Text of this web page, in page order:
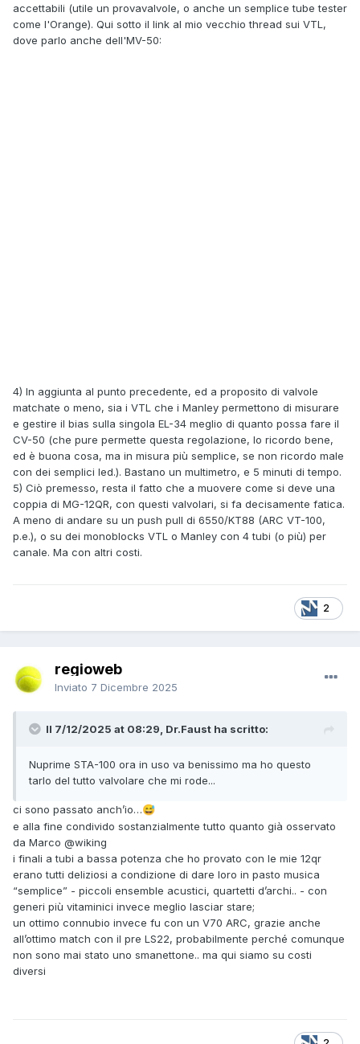
accettabili (utile un provavalvole, o anche un semplice tube tester
come l'Orange). Qui sotto il link al mio vecchio thread sui VTL,
dove parlo anche dell'MV-50:
4) In aggiunta al punto precedente, ed a proposito di valvole
matchate o meno, sia i VTL che i Manley permettono di misurare
e gestire il bias sulla singola EL-34 meglio di quanto possa fare il
CV-50 (che pure permette questa regolazione, lo ricordo bene,
ed è buona cosa, ma in misura più semplice, se non ricordo male
con dei semplici led.). Bastano un multimetro, e 5 minuti di tempo.
5) Ciò premesso, resta il fatto che a muovere come si deve una
coppia di MG-12QR, con questi valvolari, si fa decisamente fatica.
A meno di andare su un push pull di 6550/KT88 (ARC VT-100,
p.e.), o su dei monoblocks VTL o Manley con 4 tubi (o più) per
canale. Ma con altri costi.
2
regioweb
Inviato 7 Dicembre 2025
Il 7/12/2025 at 08:29, Dr.Faust ha scritto:
Nuprime STA-100 ora in uso va benissimo ma ho questo
tarlo del tutto valvolare che mi rode...
ci sono passato anch’io…😅
e alla fine condivido sostanzialmente tutto quanto già osservato
da Marco @wiking
i finali a tubi a bassa potenza che ho provato con le mie 12qr
erano tutti deliziosi a condizione di dare loro in pasto musica
“semplice” - piccoli ensemble acustici, quartetti d’archi.. - con
generi più vitaminici invece meglio lasciar stare;
un ottimo connubio invece fu con un V70 ARC, grazie anche
all’ottimo match con il pre LS22, probabilmente perché comunque
non sono mai stato uno smanettone.. ma qui siamo su costi
diversi